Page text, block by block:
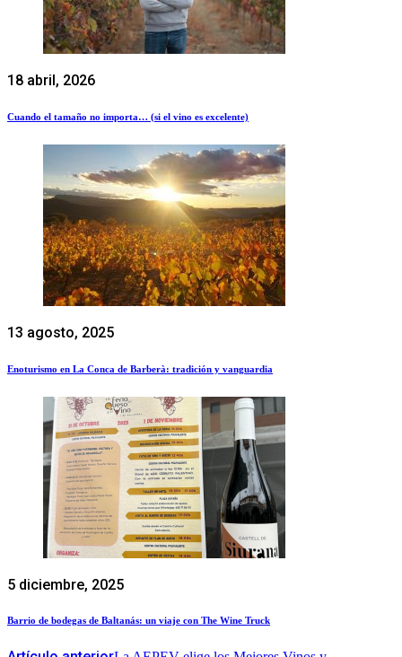
18 abril, 2026
Cuando el tamaño no importa… (si el vino es excelente)
13 agosto, 2025
Enoturismo en La Conca de Barberà: tradición y vanguardia
5 diciembre, 2025
Barrio de bodegas de Baltanás: un viaje con The Wine Truck